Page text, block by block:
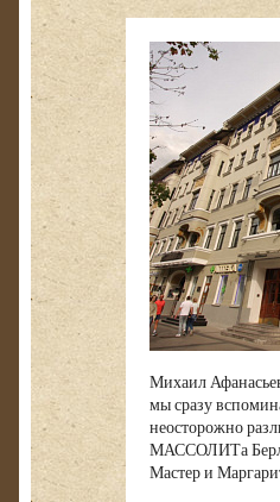
Михаил
мы сразу
неосторожно
МАССОЛИТа
Мастер и